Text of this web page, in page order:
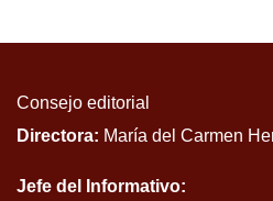
Consejo editorial
Directora: María del Carmen
Jefe del Informativo: